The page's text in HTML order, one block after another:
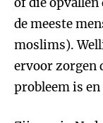
de meeste
moslims).
ervoor zorgen
probleem is en